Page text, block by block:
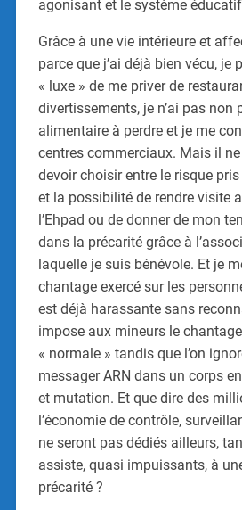
agonisant et le système
Grâce à une vie intérieure et
parce que j’ai déjà bien vécu, je
« luxe » de me priver de
divertissements, je n’ai pas non
alimentaire à perdre et je me
centres commerciaux. Mais il ne
devoir choisir entre le risque
et la possibilité de rendre visite
l’Ehpad ou de donner de mon
dans la précarité grâce à
laquelle je suis bénévole. Et je
chantage exercé sur les
est déjà harassante sans
impose aux mineurs le chantage
« normale » tandis que l’on
messager ARN dans un corps
et mutation. Et que dire des
l’économie de contrôle,
ne seront pas dédiés ailleurs,
assiste, quasi impuissants, à
précarité ?